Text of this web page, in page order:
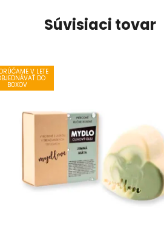
Súvisiaci tovar
V LETE
DO
BOXOV